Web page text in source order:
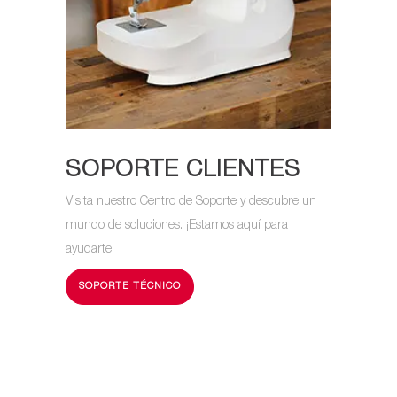
SOPORTE CLIENTES
Visita nuestro Centro de Soporte y descubre un
mundo de soluciones. ¡Estamos aquí para
ayudarte!
SOPORTE TÉCNICO